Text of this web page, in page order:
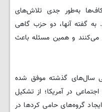
به‌طور جدی تلاش‌های
گفته آنها، دو حزب گاهی
می‌کنند و همین مسئله باعث
سال‌های گذشته موفق شده
در آمریکا؛ از تشکیل
گروه‌های حامی کردها در